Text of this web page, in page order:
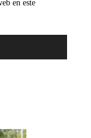
en este